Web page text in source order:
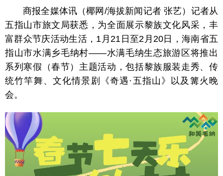
商报全媒体讯（椰网/海拔新闻记者 张艺）记者从
五指山市旅文局获悉，为全面展示黎族文化风采，丰
富群众节庆活动生活，1月21日至2月20日，海南省五
指山市水满乡毛纳村——水满毛纳生态旅游区将推出
系列寒假（春节）主题活动，包括黎族服装走秀、传
统竹竿舞、文化情景剧《奇遇·五指山》以及篝火晚
会。